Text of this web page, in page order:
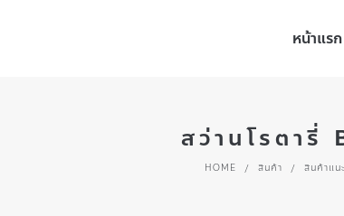
หน้าแรก
สว่านโรตารี่
HOME / สินค้า / สินค้าแน